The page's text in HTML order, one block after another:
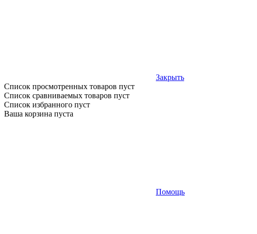
Закрыть
Список просмотренных товаров пуст
Список сравниваемых товаров пуст
Список избранного пуст
Ваша корзина пуста
Помощь